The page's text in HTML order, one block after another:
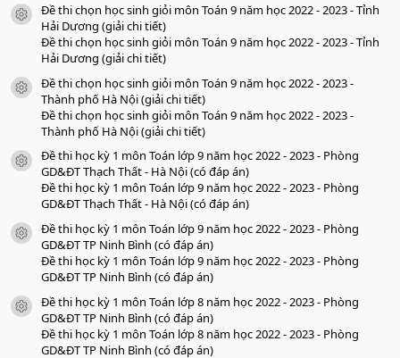
a
o
icon tài liệu
Đề thi chọn học sinh giỏi môn Toán 9 năm học 2022 - 2023 - Tỉnh
Hải Dương (giải chi tiết)
Đề thi chọn học sinh giỏi môn Toán 9 năm học 2022 - 2023 - Tỉnh
Hải Dương (giải chi tiết)
icon tài liệu
Đề thi chọn học sinh giỏi môn Toán 9 năm học 2022 - 2023 -
Thành phố Hà Nội (giải chi tiết)
Đề thi chọn học sinh giỏi môn Toán 9 năm học 2022 - 2023 -
Thành phố Hà Nội (giải chi tiết)
icon tài liệu
Đề thi học kỳ 1 môn Toán lớp 9 năm học 2022 - 2023 - Phòng
GD&ĐT Thạch Thất - Hà Nội (có đáp án)
Đề thi học kỳ 1 môn Toán lớp 9 năm học 2022 - 2023 - Phòng
GD&ĐT Thạch Thất - Hà Nội (có đáp án)
icon tài liệu
Đề thi học kỳ 1 môn Toán lớp 9 năm học 2022 - 2023 - Phòng
GD&ĐT TP Ninh Bình (có đáp án)
Đề thi học kỳ 1 môn Toán lớp 9 năm học 2022 - 2023 - Phòng
GD&ĐT TP Ninh Bình (có đáp án)
icon tài liệu
Đề thi học kỳ 1 môn Toán lớp 8 năm học 2022 - 2023 - Phòng
GD&ĐT TP Ninh Bình (có đáp án)
Đề thi học kỳ 1 môn Toán lớp 8 năm học 2022 - 2023 - Phòng
GD&ĐT TP Ninh Bình (có đáp án)